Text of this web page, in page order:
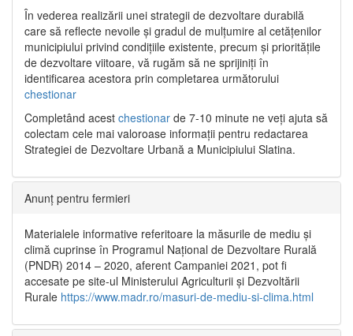
În vederea realizării unei strategii de dezvoltare durabilă
care să reflecte nevoile și gradul de mulțumire al cetățenilor
municipiului privind condițiile existente, precum și prioritățile
de dezvoltare viitoare, vă rugăm să ne sprijiniți în
identificarea acestora prin completarea următorului
chestionar
Completând acest chestionar de 7-10 minute ne veți ajuta să
colectam cele mai valoroase informații pentru redactarea
Strategiei de Dezvoltare Urbană a Municipiului Slatina.
Anunț pentru fermieri
Materialele informative referitoare la măsurile de mediu și
climă cuprinse în Programul Național de Dezvoltare Rurală
(PNDR) 2014 – 2020, aferent Campaniei 2021, pot fi
accesate pe site-ul Ministerului Agriculturii și Dezvoltării
Rurale https://www.madr.ro/masuri-de-mediu-si-clima.html